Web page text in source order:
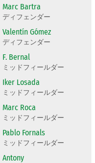
Marc Bartra
ディフェンダー
Valentín Gómez
ディフェンダー
F. Bernal
ミッドフィールダー
Iker Losada
ミッドフィールダー
Marc Roca
ミッドフィールダー
Pablo Fornals
ミッドフィールダー
Antony